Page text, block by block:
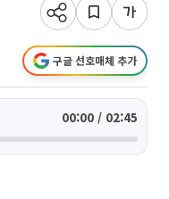
구글 선호매체 추가
00:00 / 02:45